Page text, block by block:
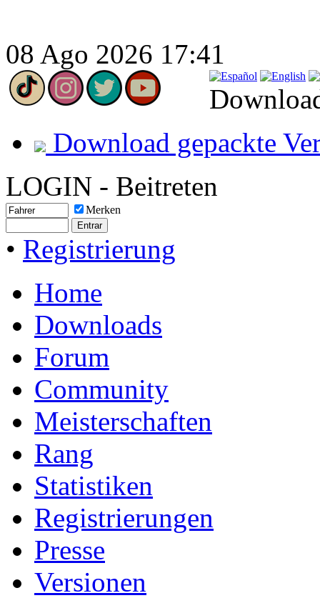
08 Ago 2026 17:41
Download gepackte
LOGIN - Beitreten
Merken
• Registrierung
Home
Downloads
Forum
Community
Meisterschaften
Rang
Statistiken
Registrierungen
Presse
Versionen